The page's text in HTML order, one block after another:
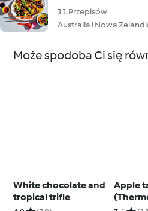
11 Przepisów
Australia i Nowa
Może spodoba Ci się
White chocolate and
tropical trifle
Apple